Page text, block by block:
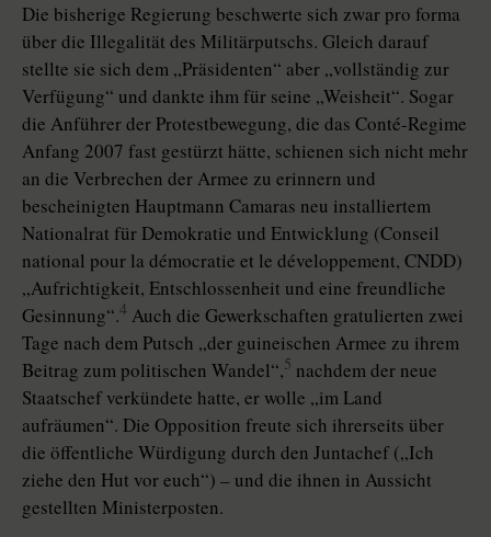
Die bisherige Regierung beschwerte sich zwar pro forma
über die Illegalität des Militärputschs. Gleich darauf
stellte sie sich dem „Präsidenten“ aber „vollständig zur
Verfügung“ und dankte ihm für seine „Weisheit“. Sogar
die Anführer der Protestbewegung, die das Conté-Regime
Anfang 2007 fast gestürzt hätte, schienen sich nicht mehr
an die Verbrechen der Armee zu erinnern und
bescheinigten Hauptmann Camaras neu installiertem
Nationalrat für Demokratie und Entwicklung (Conseil
national pour la démocratie et le développement, CNDD)
„Aufrichtigkeit, Entschlossenheit und eine freundliche
Gesinnung“.4 Auch die Gewerkschaften gratulierten zwei
Tage nach dem Putsch „der guineischen Armee zu ihrem
Beitrag zum politischen Wandel“,5 nachdem der neue
Staatschef verkündete hatte, er wolle „im Land
aufräumen“. Die Opposition freute sich ihrerseits über
die öffentliche Würdigung durch den Juntachef („Ich
ziehe den Hut vor euch“) – und die ihnen in Aussicht
gestellten Ministerposten.